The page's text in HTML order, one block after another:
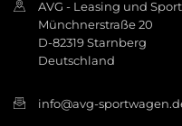
AVG - Leasing und
Münchnerstraße 20
D-82319 Starnberg
Deutschland
info@avg-